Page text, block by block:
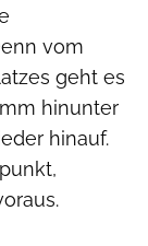
vom
geht es
hinunter
hinauf.